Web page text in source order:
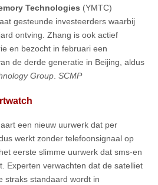
Technologies (YMTC)
gesteunde investeerders waarbij
ontving. Zhang is ook actief
en bezocht in februari een
de derde generatie in Beijing, aldus
Group. SCMP
een nieuw uurwerk dat per
werkt zonder telefoonsignaal op
eerste slimme uurwerk dat sms-en
Experten verwachten dat de satelliet
straks standaard wordt in